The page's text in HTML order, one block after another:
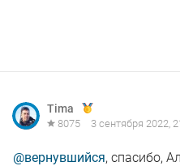
Tima
8075 3 сентября 2022,
@вернувшийся, спасибо,